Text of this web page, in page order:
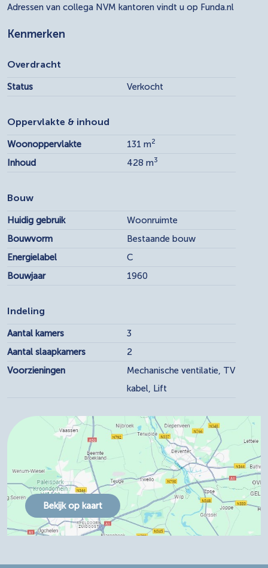
Bekijk op kaart
Adressen van collega NVM kantoren vindt u op Funda.nl
Kenmerken
Overdracht
Status Verkocht
Oppervlakte & inhoud
Woonoppervlakte 131 m2
Inhoud 428 m3
Bouw
Huidig gebruik
Woonruimte
Bouwvorm
Bestaande bouw
Energielabel
C
Bouwjaar
1960
Indeling
Aantal kamers
3
Aantal slaapkamers
2
Voorzieningen
Mechanische ventilatie, TV
kabel, Lift